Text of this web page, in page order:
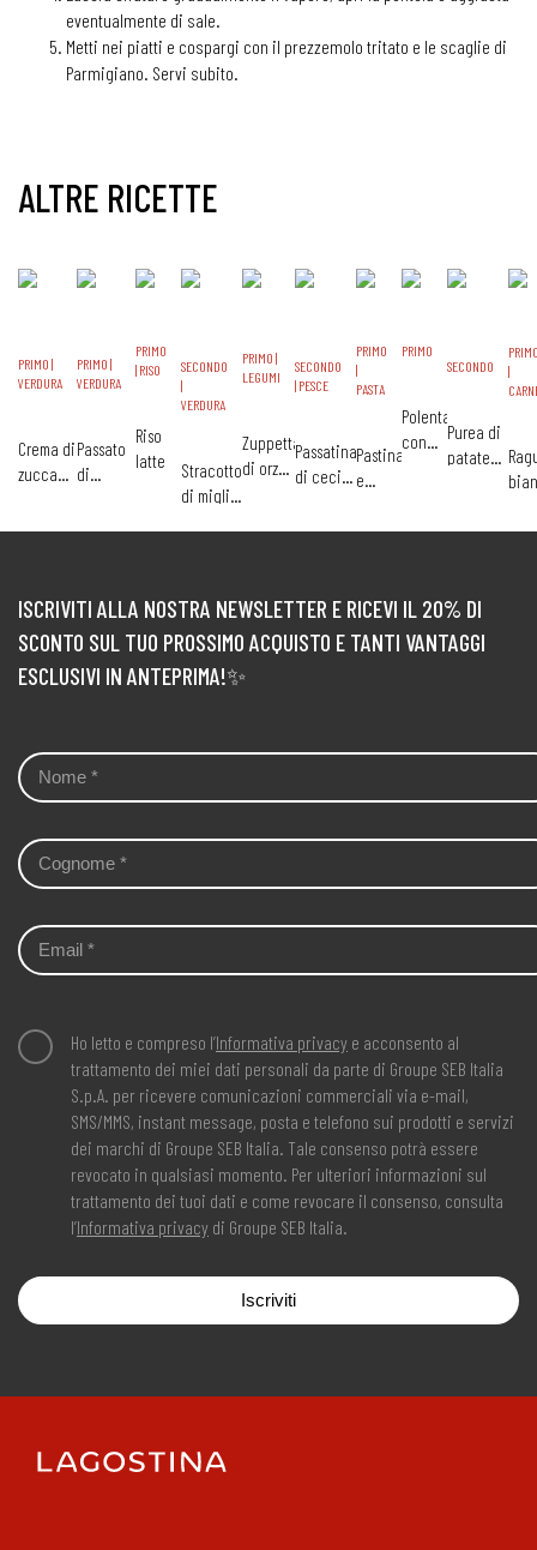
eventualmente di sale.
Metti nei piatti e cospargi con il prezzemolo tritato e le scaglie di
Parmigiano. Servi subito.
ALTRE RICETTE
PRIMO |
VERDURA
Crema di
zucca
PRIMO |
VERDURA
Passato
di
PRIMO
| RISO
Riso
latte
SECONDO
|
VERDURA
Stracotto
di miglio
all'olio
PRIMO |
LEGUMI
Zuppetta
di orzo
SECONDO
| PESCE
Passatina
di ceci
filetto di
PRIMO
|
PASTA
Pastina
e
PRIMO
Polenta
con
SECONDO
Purea di
patate
|
ISCRIVITI ALLA NOSTRA NEWSLETTER E RICEVI IL 20% DI
SCONTO SUL TUO PROSSIMO ACQUISTO E TANTI VANTAGGI
ESCLUSIVI IN ANTEPRIMA!✨
Ho letto e compreso l’Informativa privacy e acconsento al
trattamento dei miei dati personali da parte di Groupe SEB Italia
S.p.A. per ricevere comunicazioni commerciali via e-mail,
SMS/MMS, instant message, posta e telefono sui prodotti e servizi
dei marchi di Groupe SEB Italia. Tale consenso potrà essere
revocato in qualsiasi momento. Per ulteriori informazioni sul
trattamento dei tuoi dati e come revocare il consenso, consulta
l’Informativa privacy di Groupe SEB Italia.
Iscriviti